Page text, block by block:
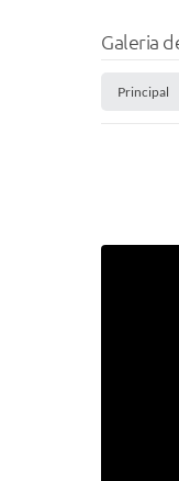
Galeria
Principal